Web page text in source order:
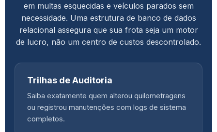
em multas esquecidas e veículos parados sem
necessidade. Uma estrutura de banco de dados
relacional assegura que sua frota seja um motor
de lucro, não um centro de custos descontrolado.
Trilhas de Auditoria
Saiba exatamente quem alterou quilometragens
ou registrou manutenções com logs de sistema
completos.